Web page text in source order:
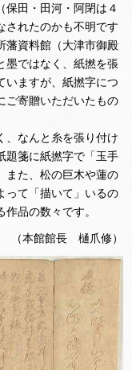
保田・田河・阿閉は４
されたのかも不明です
藩資料館（大津市御殿
墨ではなく、紙撚を張
いますが、紙撚字につ
ご寄贈いただいたもの
、なんと糸を張り付け
題箋に紙撚字で「玉手
また、松の巨木や蓮の
って「描いて」いるの
品の数々です。
（本館館長 樋爪修）